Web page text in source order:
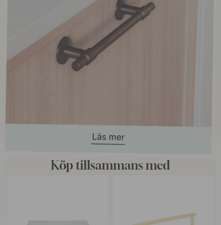
Köp tillsammans med